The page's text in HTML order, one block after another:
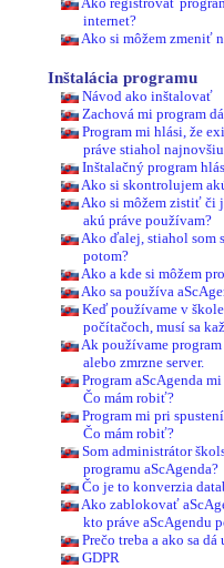
internet?
Ako si môžem zmeniť
Inštalácia programu
Návod ako inštalovať
Zachová mi program
Program mi hlási, že
práve stiahol
Inštalačný program
Ako si skontrolujem
Ako si môžem zistiť či
akú práve používam?
Ako ďalej, stiahol som
potom?
Ako a kde si môžem
Ako sa používa
Keď používame v
počítačoch, musí sa
Ak používame
alebo zmrzne server.
Program aScAgenda
Čo mám robiť?
Program mi pri
Čo mám robiť?
Som administrátor
programu aScAgenda?
Čo je to konverzia
Ako zablokovať
kto práve aScAgendu
Prečo treba a ako sa
GDPR